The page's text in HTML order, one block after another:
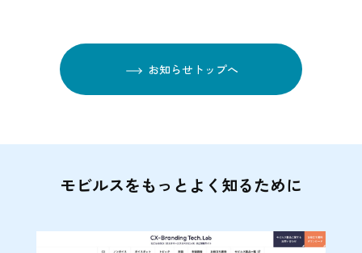
お知らせトップへ
モビルスをもっとよく知るために